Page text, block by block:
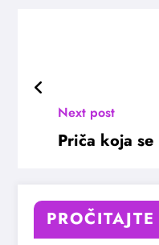
Next post
Priča koja